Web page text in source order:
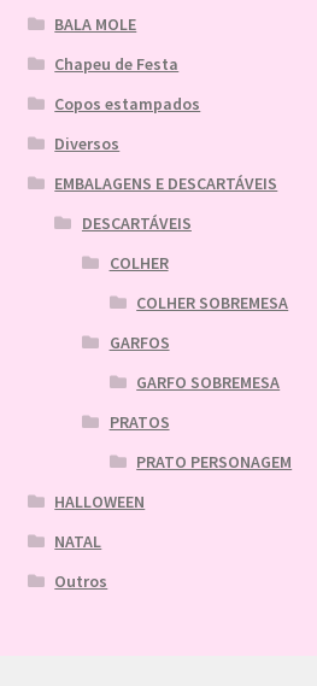
BALA MOLE
Chapeu de Festa
Copos estampados
Diversos
EMBALAGENS E DESCARTÁVEIS
DESCARTÁVEIS
COLHER
COLHER SOBREMESA
GARFOS
GARFO SOBREMESA
PRATOS
PRATO PERSONAGEM
HALLOWEEN
NATAL
Outros